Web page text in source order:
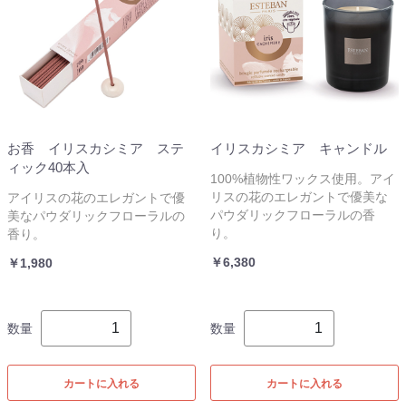
お香 イリスカシミア ステ
ィック40本入
アイリスの花のエレガントで優
美なパウダリックフローラルの
香り。
￥1,980
数量
カートに入れる
イリスカシミア キャンドル
100%植物性ワックス使用。アイ
リスの花のエレガントで優美な
パウダリックフローラルの香
り。
￥6,380
数量
カートに入れる